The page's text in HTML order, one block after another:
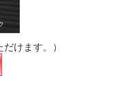
けます。）